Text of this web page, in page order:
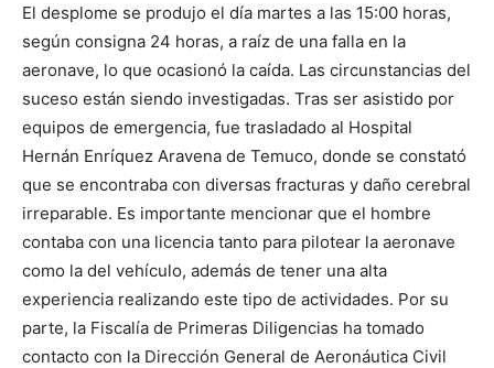
El desplome se produjo el día martes a las 15:00 horas,
según consigna 24 horas, a raíz de una falla en la
aeronave, lo que ocasionó la caída. Las circunstancias del
suceso están siendo investigadas. Tras ser asistido por
equipos de emergencia, fue trasladado al Hospital
Hernán Enríquez Aravena de Temuco, donde se constató
que se encontraba con diversas fracturas y daño cerebral
irreparable. Es importante mencionar que el hombre
contaba con una licencia tanto para pilotear la aeronave
como la del vehículo, además de tener una alta
experiencia realizando este tipo de actividades. Por su
parte, la Fiscalía de Primeras Diligencias ha tomado
contacto con la Dirección General de Aeronáutica Civil